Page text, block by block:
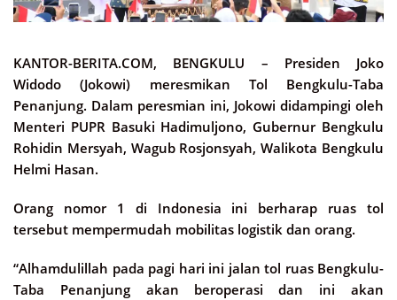
KANTOR-BERITA.COM, BENGKULU – Presiden Joko
Widodo (Jokowi) meresmikan Tol Bengkulu-Taba
Penanjung. Dalam peresmian ini, Jokowi didampingi oleh
Menteri PUPR Basuki Hadimuljono, Gubernur Bengkulu
Rohidin Mersyah, Wagub Rosjonsyah, Walikota Bengkulu
Helmi Hasan.
Orang nomor 1 di Indonesia ini berharap ruas tol
tersebut mempermudah mobilitas logistik dan orang.
“Alhamdulillah pada pagi hari ini jalan tol ruas Bengkulu-
Taba Penanjung akan beroperasi dan ini akan